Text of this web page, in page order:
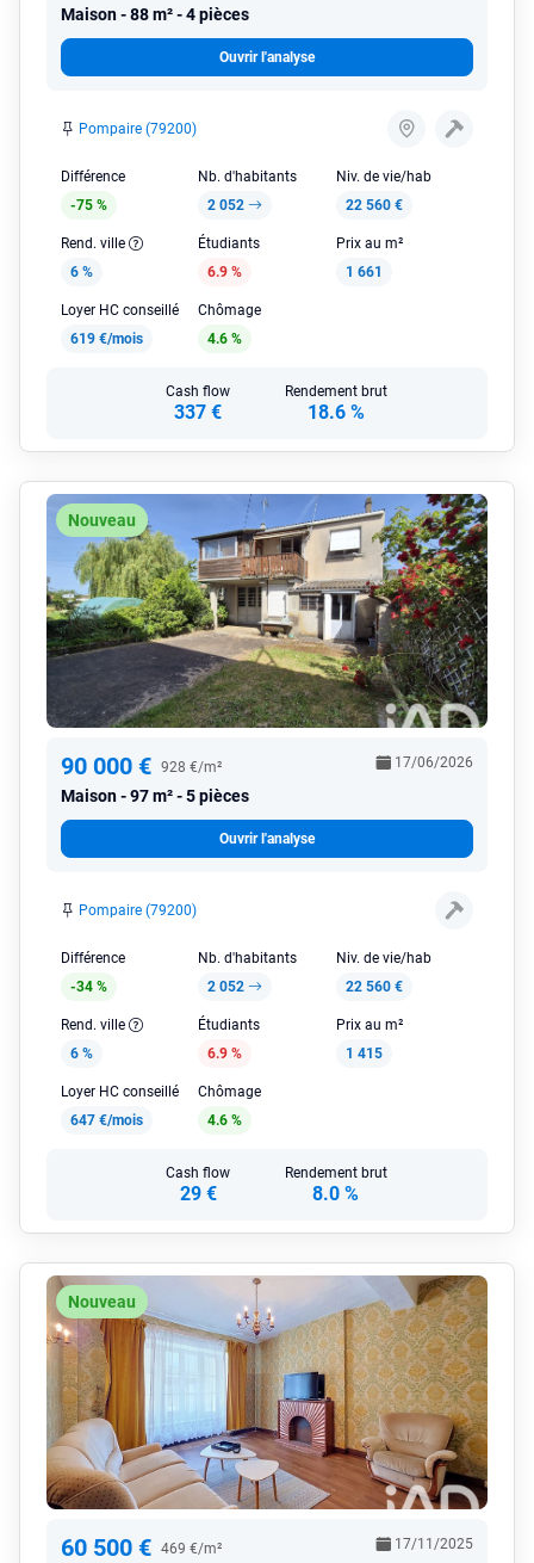
Maison 88 m² - 4 pièces
Ouvrir l'analyse
Pompaire (79200)
Différence
-75 %
Nb. d'habitants
2 052
Niv. de vie/hab
22 560 €
Rend. ville
6 %
Étudiants
6.9 %
Prix au m²
1 661
Loyer HC conseillé
619 €/mois
Chômage
4.6 %
Cash flow
337 €
Rendement brut
18.6 %
Nouveau
90 000 € 928 €/m²
Maison 97 m² - 5 pièces
17/06/2026
Ouvrir l'analyse
Pompaire (79200)
Différence
-34 %
Nb. d'habitants
2 052
Niv. de vie/hab
22 560 €
Rend. ville
6 %
Étudiants
6.9 %
Prix au m²
1 415
Loyer HC conseillé
647 €/mois
Chômage
4.6 %
Cash flow
29 €
Rendement brut
8.0 %
Nouveau
60 500 € 469 €/m² 17/11/2025